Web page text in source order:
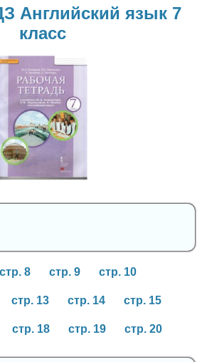
Английский язык 7
класс
Английский
язык
7 класс
стр. 8 стр. 9 стр. 10
стр. 13 стр. 14 стр. 15
стр. 18 стр. 19 стр. 20